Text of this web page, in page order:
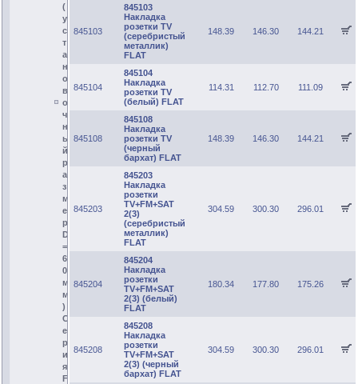
(
у
с
т
а
н
о
в
о
ч
н
ы
й
р
а
з
м
е
р
D
=
6
0
м
м
)
С
е
р
и
я
F
845103
845103
Накладка
розетки TV
(серебристый
металлик)
FLAT
148.39 146.30 144.21
845104
845104
Накладка
розетки TV
(белый) FLAT
114.31 112.70 111.09
845108
845108
Накладка
розетки TV
(черный
бархат) FLAT
148.39 146.30 144.21
845203
845203
Накладка
розетки
TV+FM+SAT
2(3)
(серебристый
металлик)
FLAT
304.59 300.30 296.01
845204
845204
Накладка
розетки
TV+FM+SAT
2(3) (белый)
FLAT
180.34 177.80 175.26
845208
845208
Накладка
розетки
TV+FM+SAT
2(3) (черный
бархат) FLAT
304.59 300.30 296.01